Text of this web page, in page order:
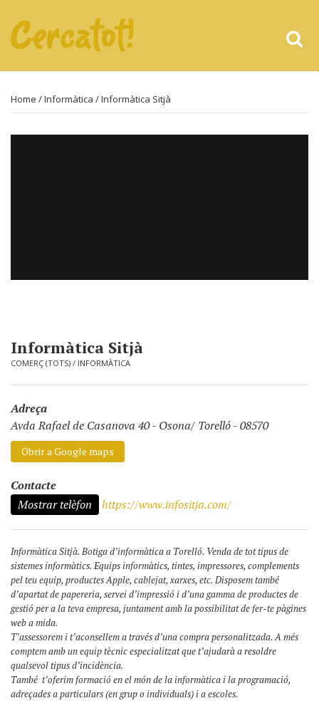
Home /Informàtica / Informàtica Sitjà
Informàtica Sitjà
COMERÇ (TOTS) / INFORMÀTICA
Adreça
Avda Rafael de Casanova 40- Osona/ Torelló - 08570
Obrir a Google maps
Contacte
Mostrar telèfon
https://www.infositja.com/
Informàtica Sitjà. Botiga d’informàtica a Torelló. Venda de tot tipus de
sistemes informàtics. Equips informàtics, tintes, impressores, complements
pel teu equip, productes Apple, cablejat, xarxes, etc. Disposem també
d’apartat de papereria, servei d’impressió i d’una gamma de productes de
gestió per a la teva empresa, juntament amb la possibilitat de fer-te pàgines
web a mida.
T’assessorem i t’aconsellem a través d’una compra personalitzada. A més
comptem amb un equip tècnic especialitzat que t’ajudarà a resoldre
qualsevol tipus d’incidència.
També t’oferim formació en el món de la informàtica i la programació,
adreçades a particulars (en grup o individuals) i a escoles.